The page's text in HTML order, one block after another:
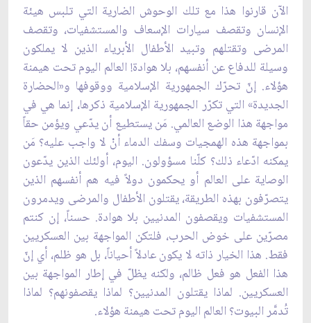
الآن قارنوا هذا مع تلك الوحوش الضارية التي تلبس هيئة
الإنسان وتقصف سيارات الإسعاف والمستشفيات، وتقصف
المرضى وتقتلهم وتبيد الأطفال الأبرياء الذين لا يملكون
وسيلة للدفاع عن أنفسهم، بلا هوادة! العالم اليوم تحت هيمنة
هؤلاء. إنّ تحرّك الجمهورية الإسلامية ووقوفها و«الحضارة
الجديدة» التي تكرّر الجمهورية الإسلامية ذكرها، إنما هي في
مواجهة هذا الوضع العالمي. مَن يستطيع أن يدّعي ويؤمن حقاً
بمواجهة هذه الهمجيات وسفك الدماء أنْ لا واجب عليه؟ مَن
يمكنه ادّعاء ذلك؟ كلّنا مسؤولون. اليوم، أولئك الذين يدّعون
الوصاية على العالم أو يحكمون دولاً فيه هم أنفسهم الذين
يتصرّفون بهذه الطريقة، يقتلون الأطفال والمرضى ويدمرون
المستشفيات ويقصفون المدنيين بلا هوادة. حسناً، إن كنتم
مصرّين على خوض الحرب، فلتكن المواجهة بين العسكريين
فقط. هذا الخيار ذاته لا يكون عادلاً أحياناً، بل هو ظلم، أي إنّ
هذا الفعل هو فعل ظالم، ولكنه يظلّ في إطار المواجهة بين
العسكريين. لماذا يقتلون المدنيين؟ لماذا يقصفونهم؟ لماذا
تُدمَّر البيوت؟ العالم اليوم تحت هيمنة هؤلاء.